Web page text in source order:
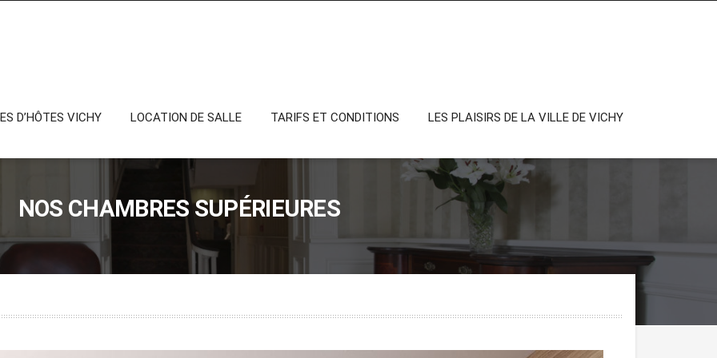
D’HÔTES VICHY LOCATION DE SALLE TARIFS ET CONDITIONS LES PLAISIRS DE LA VILLE DE VICHY
NOS CHAMBRES SUPÉRIEURES